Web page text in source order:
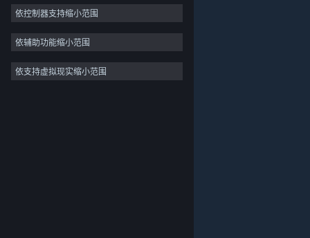
关于蒸汽平台|退款政策|软件许可服务协议
个人信息保护政策|个人信息出境告知书|
模拟
竞速
体育
视频制作
依控制器支持缩小范围
依辅助功能缩小范围
依支持虚拟现实缩小范围